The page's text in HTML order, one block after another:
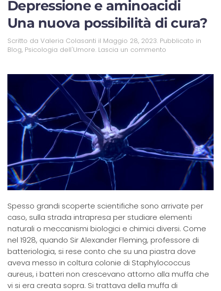
Depressione e aminoacidi
Una nuova possibilità di cura?
Scritto da Valeria Colasanti il Maggio 28, 2023. Pubblicato in
Blog, Psicologia dell'Umore. Lascia un commento
Spesso grandi scoperte scientifiche sono arrivate per
caso, sulla strada intrapresa per studiare elementi
naturali o meccanismi biologici e chimici diversi. Come
nel 1928, quando Sir Alexander Fleming, professore di
batteriologia, si rese conto che su una piastra dove
aveva messo in coltura colonie di Staphylococcus
aureus, i batteri non crescevano attorno alla muffa che
vi si era creata sopra. Si trattava della muffa di